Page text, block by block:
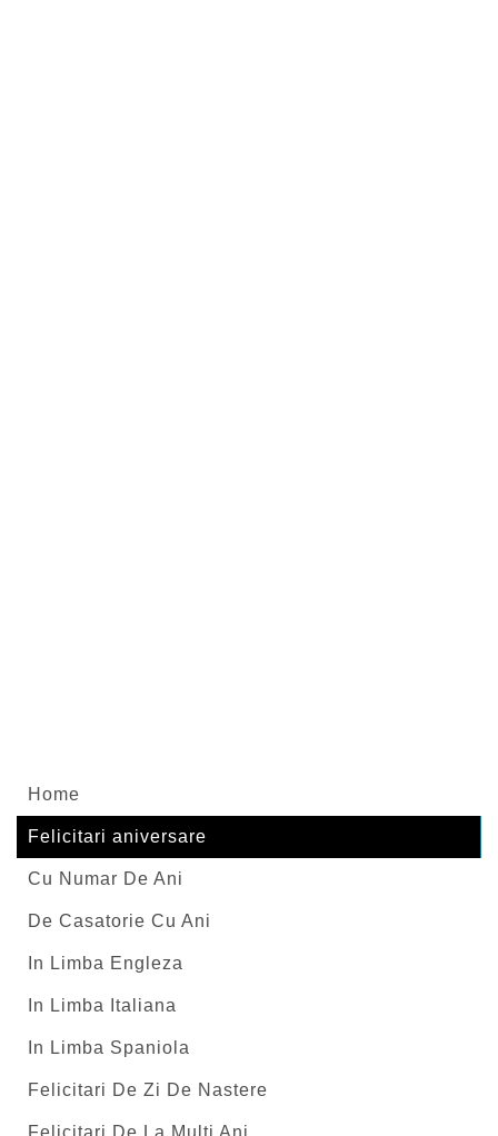
Home
Felicitari aniversare
Cu Numar De Ani
De Casatorie Cu Ani
In Limba Engleza
In Limba Italiana
In Limba Spaniola
Felicitari De Zi De Nastere
Felicitari De La Multi Ani